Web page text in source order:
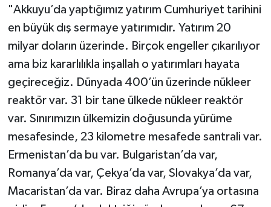
"Akkuyu’da yaptığımız yatırım Cumhuriyet tarihini
en büyük dış sermaye yatırımıdır. Yatırım 20
milyar doların üzerinde. Birçok engeller çıkarılıyor
ama biz kararlılıkla inşallah o yatırımları hayata
geçireceğiz. Dünyada 400’ün üzerinde nükleer
reaktör var. 31 bir tane ülkede nükleer reaktör
var. Sınırımızın ülkemizin doğusunda yürüme
mesafesinde, 23 kilometre mesafede santrali var.
Ermenistan’da bu var. Bulgaristan’da var,
Romanya’da var, Çekya’da var, Slovakya’da var,
Macaristan’da var. Biraz daha Avrupa’ya ortasına